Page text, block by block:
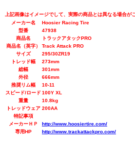
上記画像はイメージでして、実際の商品とは異なる場合が
メーカー名
Hoosier Racing Tire
型番
47938
商品名
トラックアタックPRO
商品名（英字）
Track Attack PRO
サイズ
295/30ZR19
トレッド幅
273mm
総幅
301mm
外径
666mm
推奨リム幅
10-11
スピード/ロード 100Y XL
重量
10.8kg
トレッドウェア 200AA
特記事項
メーカーＨＰ
http://www.hoosiertire.com/
専用HP
http://www.trackattackpro.com/